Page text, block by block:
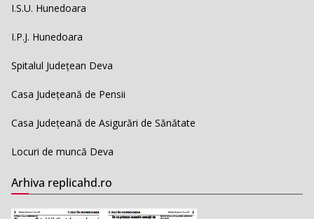
I.S.U. Hunedoara
I.P.J. Hunedoara
Spitalul Județean Deva
Casa Județeană de Pensii
Casa Județeană de Asigurări de Sănătate
Locuri de muncă Deva
Arhiva replicahd.ro